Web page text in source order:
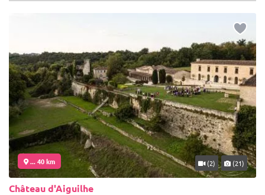
... 40 km (2) (21)
Château d'Aiguilhe